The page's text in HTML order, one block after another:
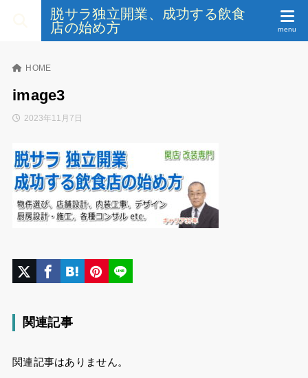
脱サラ独立開業、成功する飲食
店の始め方
HOME
image3
2023年11月7日
関連記事
関連記事はありません。